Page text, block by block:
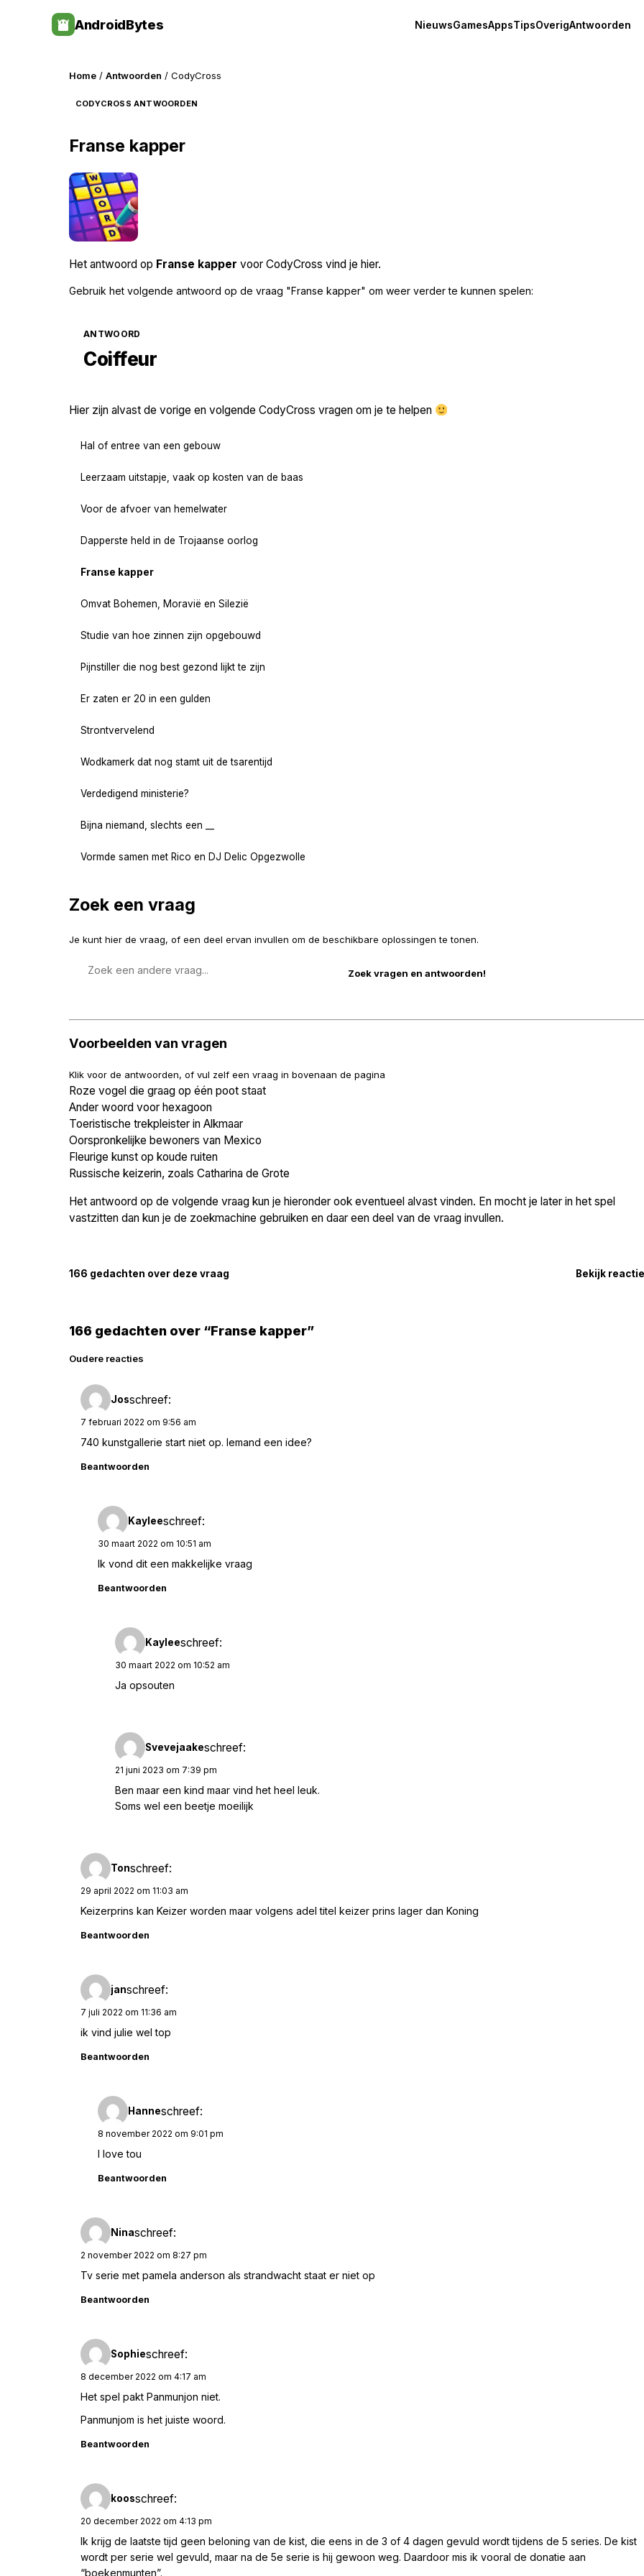
AndroidBytes NieuwsGamesAppsTipsOverigAntwoorden
Home / Antwoorden / CodyCross
CODYCROSS ANTWOORDEN
Franse kapper
Het antwoord op Franse kapper voor CodyCross vind je hier.
Gebruik het volgende antwoord op de vraag "Franse kapper" om weer verder te kunnen spelen:
ANTWOORD
Coiffeur
Hier zijn alvast de vorige en volgende CodyCross vragen om je te helpen
Hal of entree van een gebouw
Leerzaam uitstapje, vaak op kosten van de baas
Voor de afvoer van hemelwater
Dapperste held in de Trojaanse oorlog
Franse kapper
Omvat Bohemen, Moravië en Silezië
Studie van hoe zinnen zijn opgebouwd
Pijnstiller die nog best gezond lijkt te zijn
Er zaten er 20 in een gulden
Strontvervelend
Wodkamerk dat nog stamt uit de tsarentijd
Verdedigend ministerie?
Bijna niemand, slechts een __
Vormde samen met Rico en DJ Delic Opgezwolle
Zoek een vraag
Je kunt hier de vraag, of een deel ervan invullen om de beschikbare oplossingen te tonen.
Voorbeelden van vragen
Klik voor de antwoorden, of vul zelf een vraag in bovenaan de pagina
Roze vogel die graag op één poot staat
Ander woord voor hexagoon
Toeristische trekpleister in Alkmaar
Oorspronkelijke bewoners van Mexico
Fleurige kunst op koude ruiten
Russische keizerin, zoals Catharina de Grote
Het antwoord op de volgende vraag kun je hieronder ook eventueel alvast vinden. En mocht je later in het spel
vastzitten dan kun je de zoekmachine gebruiken en daar een deel van de vraag invullen.
166 gedachten over deze vraag Bekijk
166 gedachten over “Franse kapper”
Reacties
navigatie
Oudere reacties
Josschreef:
7 februari 2022 om 9:56 am
740 kunstgallerie start niet op. Iemand een idee?
Beantwoorden
Kayleeschreef:
30 maart 2022 om 10:51 am
Ik vond dit een makkelijke vraag
Beantwoorden
Kayleeschreef:
30 maart 2022 om 10:52 am
Ja opsouten
Svevejaakeschreef:
21 juni 2023 om 7:39 pm
Ben maar een kind maar vind het heel leuk.
Soms wel een beetje moeilijk
Tonschreef:
29 april 2022 om 11:03 am
Keizerprins kan Keizer worden maar volgens adel titel keizer prins lager dan Koning
Beantwoorden
janschreef:
7 juli 2022 om 11:36 am
ik vind julie wel top
Beantwoorden
Hanneschreef:
8 november 2022 om 9:01 pm
I love tou
Beantwoorden
Ninaschreef:
2 november 2022 om 8:27 pm
Tv serie met pamela anderson als strandwacht staat er niet op
Beantwoorden
Sophieschreef:
8 december 2022 om 4:17 am
Het spel pakt Panmunjon niet.
Panmunjom is het juiste woord.
Beantwoorden
koosschreef:
20 december 2022 om 4:13 pm
Ik krijg de laatste tijd geen beloning van de kist, die eens in de 3 of 4 dagen gevuld wordt tijdens de 5 series. De kist
wordt per serie wel gevuld, maar na de 5e serie is hij gewoon weg. Daardoor mis ik vooral de donatie aan
“boekenmunten”.